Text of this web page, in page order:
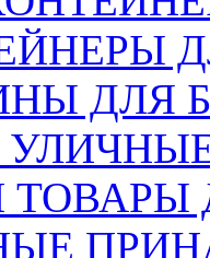
ДЛЯ
ТОВАРЫ